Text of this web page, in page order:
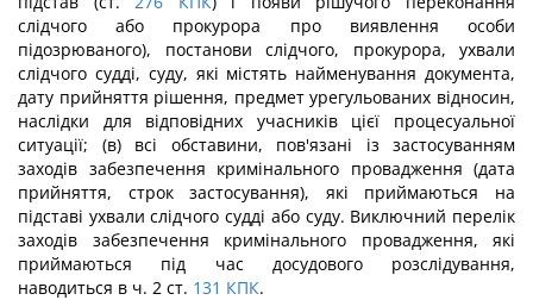
слідчого або прокурора про виявлення особи
підозрюваного), постанови слідчого, прокурора, ухвали
слідчого судді, суду, які містять найменування документа,
дату прийняття рішення, предмет урегульованих відносин,
наслідки для відповідних учасників цієї процесуальної
ситуації; (в) всі обставини, пов'язані із застосуванням
заходів забезпечення кримінального провадження (дата
прийняття, строк застосування), які приймаються на
підставі ухвали слідчого судді або суду. Виключний перелік
заходів забезпечення кримінального провадження, які
приймаються під час досудового розслідування,
наводиться в ч. 2 ст. 131 КПК.